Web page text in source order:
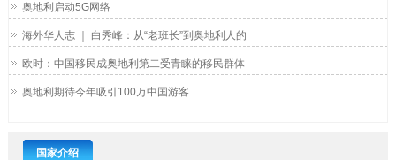
奥地利启动5G网络
海外华人志 ｜ 白秀峰：从“老班长”到奥地利人的
欧时：中国移民成奥地利第二受青睐的移民群体
奥地利期待今年吸引100万中国游客
国家介绍